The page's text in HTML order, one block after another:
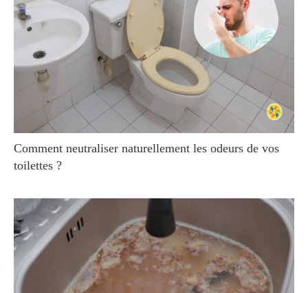
Comment neutraliser naturellement les odeurs de vos
toilettes ?